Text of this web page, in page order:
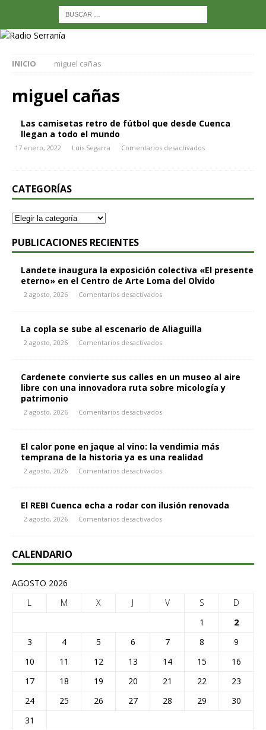
INICIO miguel cañas
miguel cañas
Las camisetas retro de fútbol que desde Cuenca
llegan a todo el mundo
17 enero, 2022 Luis Segarra Comentarios desactivados
CATEGORÍAS
PUBLICACIONES RECIENTES
Landete inaugura la exposición colectiva «El presente
eterno» en el Centro de Arte Loma del Olvido
2 agosto, 2026 Comentarios desactivados
La copla se sube al escenario de Aliaguilla
2 agosto, 2026 Comentarios desactivados
Cardenete convierte sus calles en un museo al aire
libre con una innovadora ruta sobre micología y
patrimonio
2 agosto, 2026 Comentarios desactivados
El calor pone en jaque al vino: la vendimia más
temprana de la historia ya es una realidad
2 agosto, 2026 Comentarios desactivados
El REBI Cuenca echa a rodar con ilusión renovada
2 agosto, 2026 Comentarios desactivados
CALENDARIO
AGOSTO 2026
L
M X J V S
D
1
2
3
4 5 6 7 8
9
10
11 12 13 14 15
16
17
18 19 20 21 22
23
24
25 26 27 28 29
30
31